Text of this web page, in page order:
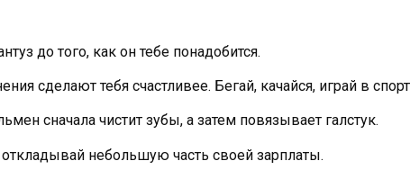
до того, как он тебе понадобится.
сделают тебя счастливее. Бегай, качайся, играй в
сначала чистит зубы, а затем повязывает галстук.
откладывай небольшую часть своей зарплаты.